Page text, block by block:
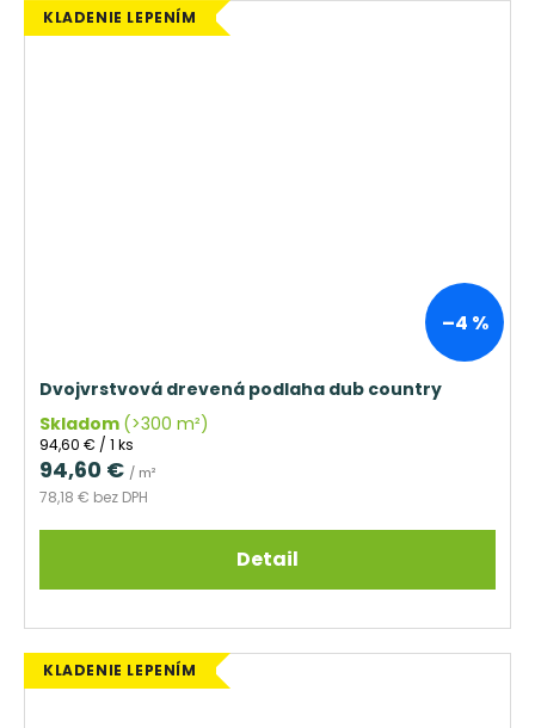
KLADENIE LEPENÍM
–4 %
Dvojvrstvová drevená podlaha dub country
Skladom (>300 m²)
78,18 € bez DPH
94,60 € / m²
Jednotková
cena:
94,60 € / 1 ks
Detail
KLADENIE LEPENÍM